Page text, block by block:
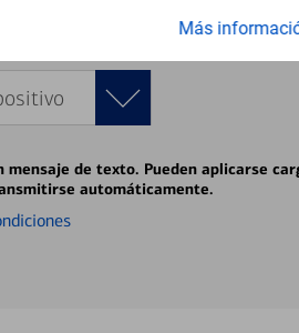
Más
de texto. Pueden aplicarse
automáticamente.